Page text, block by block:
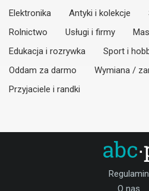
Elektronika
Antyki i kolekcje
Rolnictwo
Usługi i firmy
Edukacja i rozrywka
Sport i
Oddam za darmo
Wymiana /
Przyjaciele i randki
Regulamin
O nas